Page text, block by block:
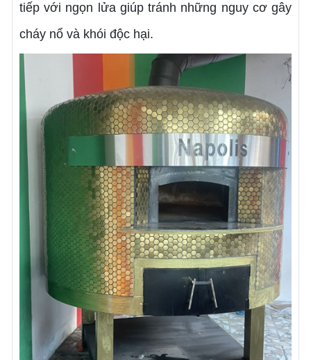
tiếp với ngọn lửa giúp tránh những nguy cơ gây
cháy nổ và khói độc hại.